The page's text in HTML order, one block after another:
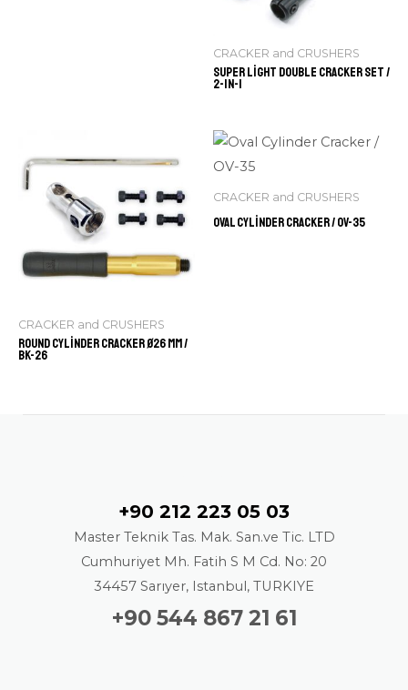
CRACKER and CRUSHERS
Super Light Double Cracker Set /
2-IN-1
CRACKER and CRUSHERS
Round Cylinder Cracker ø26 mm /
BK-26
CRACKER and CRUSHERS
Oval Cylinder Cracker / OV-35
+90 212 223 05 03
Master Teknik Tas. Mak. San.ve Tic. LTD
Cumhuriyet Mh. Fatih S M Cd. No: 20
34457 Sarıyer, Istanbul, TURKIYE
+90 544 867 21 61